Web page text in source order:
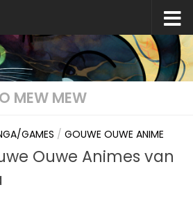
MEW MEW
GAMES / GOUWE OUWE ANIME
Ouwe Animes van